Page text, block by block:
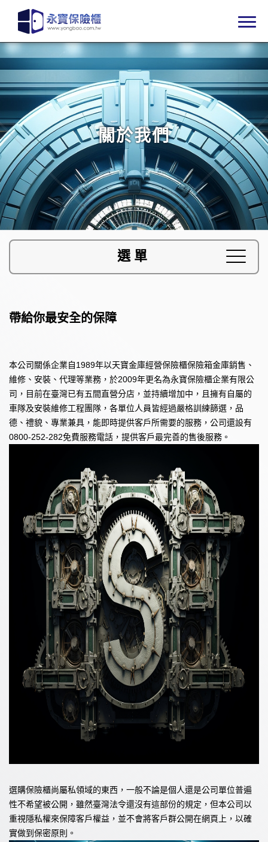
關於我們
選單
帶給你最安全的保障
本公司關係企業自1989年以天寶金庫經營保險櫃保險箱金庫銷售、
維修、安裝、代理等業務，於2009年更名為永寶保險櫃企業有限公
司，目前在臺灣已有五間直營分店，並持續增加中，且擁有自屬的
車隊及安裝維修工程團隊，各單位人員皆經過嚴格訓練篩選，品
德、禮貌、專業兼具，能即時提供客戶所需要的服務，公司還設有
0800-252-282免費服務電話，提供客戶最完善的售後服務。
選購保險櫃尚屬私領域的東西，一般不論是個人還是公司單位普遍
性不希望被公開，雖然臺灣法令還沒有這部份的規定，但本公司以
重視隱私權來保障客戶權益，並不會將客戶群公開在網頁上，以確
實做到保密原則。